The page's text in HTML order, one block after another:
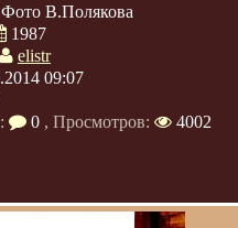
Фото В.Полякова
1987
elistr
09:07
0 , Просмотров:
4002